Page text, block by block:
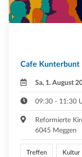
Cafe Kunterbunt
Sa, 1. August
09:30 - 11:30
Reformierte
6045 Meggen
Treffen Kultur